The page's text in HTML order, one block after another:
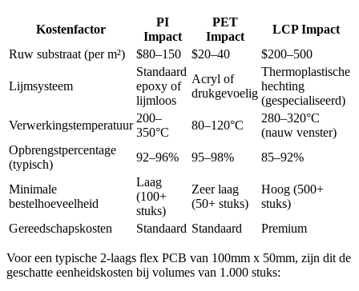
Kostenfactor
PI
Impact
PET
Impact
LCP Impact
Ruw substraat (per m²)
$80–150 $20–40 $200–500
Lijmsysteem
Standaard
epoxy of
lijmloos
Acryl of
drukgevoelig
Thermoplastische
hechting
(gespecialiseerd)
Verwerkingstemperatuur
200–
350°C
80–120°C
280–320°C
(nauw venster)
Opbrengstpercentage
(typisch)
92–96% 95–98% 85–92%
Minimale
bestelhoeveelheid
Laag
(100+
stuks)
Zeer laag
(50+ stuks)
Hoog (500+
stuks)
Gereedschapskosten
Standaard Standaard Premium
Voor een typische 2-laags flex PCB van 100mm x 50mm, zijn dit de
geschatte eenheidskosten bij volumes van 1.000 stuks: